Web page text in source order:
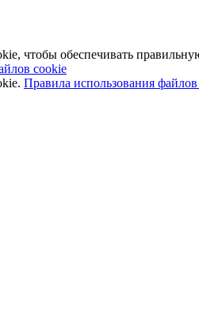
чтобы обеспечивать
cookie
Правила использования